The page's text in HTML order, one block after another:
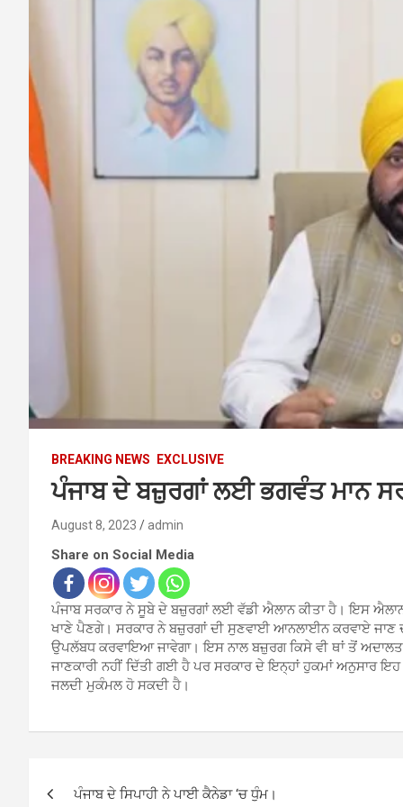
BREAKING NEWS EXCLUSIVE
ਪੰਜਾਬ ਦੇ ਬਜ਼ੁਰਗਾਂ ਲਈ ਭਗਵੰਤ ਮਾਨ
August 8, 2023 admin
Share on Social Media
ਪੰਜਾਬ ਸਰਕਾਰ ਨੇ ਸੂਬੇ ਦੇ ਬਜ਼ੁਰਗਾਂ ਲਈ ਵੱਡੀ ਐਲਾਨ ਕੀਤਾ ਹੈ। ਇਸ
ਖਾਣੇ ਪੈਣਗੇ। ਸਰਕਾਰ ਨੇ ਬਜ਼ੁਰਗਾਂ ਦੀ ਸੁਣਵਾਈ ਆਨਲਾਈਨ ਕਰਵਾਏ
ਉਪਲੱਬਧ ਕਰਵਾਇਆ ਜਾਵੇਗਾ। ਇਸ ਨਾਲ ਬਜ਼ੁਰਗ ਕਿਸੇ ਵੀ ਥਾਂ ਤੋਂ
ਜਾਣਕਾਰੀ ਨਹੀਂ ਦਿੱਤੀ ਗਈ ਹੈ ਪਰ ਸਰਕਾਰ ਦੇ ਇਨ੍ਹਾਂ ਹੁਕਮਾਂ ਅਨੁਸਾਰ
ਜਲਦੀ ਮੁਕੰਮਲ ਹੋ ਸਕਦੀ ਹੈ।
ਪੰਜਾਬ ਦੇ ਸਿਪਾਹੀ ਨੇ ਪਾਈ ਕੈਨੇਡਾ ‘ਚ ਧੁੰਮ।